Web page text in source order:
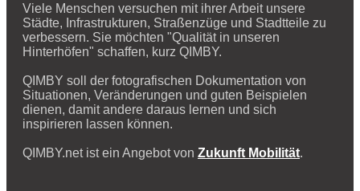
Viele Menschen versuchen mit ihrer Arbeit unsere
Städte, Infrastrukturen, Straßenzüge und Stadtteile zu
verbessern. Sie möchten "Qualität in unseren
Hinterhöfen" schaffen, kurz QIMBY.
QIMBY soll der fotografischen Dokumentation von
Situationen, Veränderungen und guten Beispielen
dienen, damit andere daraus lernen und sich
inspirieren lassen können.
QIMBY.net ist ein Angebot von Zukunft Mobilität.